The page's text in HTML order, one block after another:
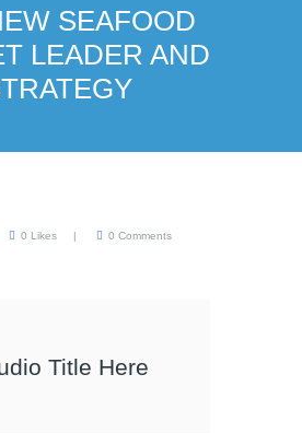
SEAFOOD
LEADER AND
0 Likes 0 Comments
Title Here